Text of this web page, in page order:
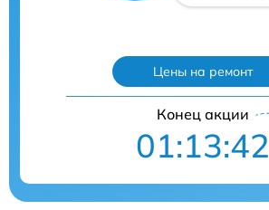
Цены на ремонт
Конец акции
01:13:40